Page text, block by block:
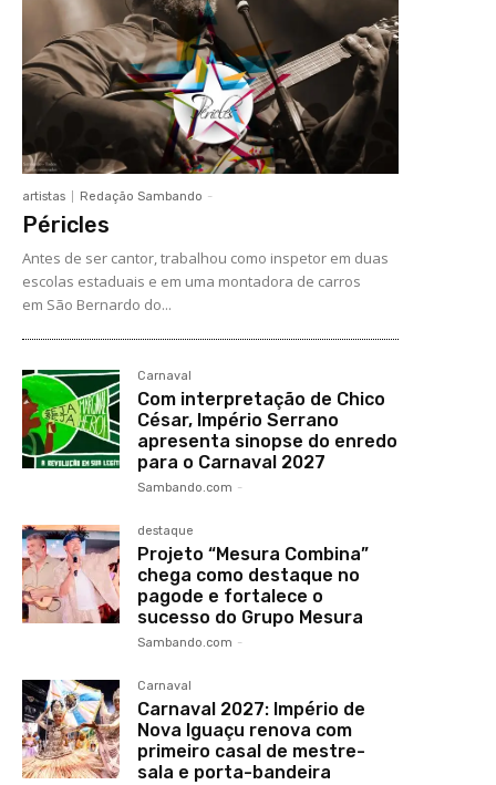
artistas Redação Sambando -
Péricles
Antes de ser cantor, trabalhou como inspetor em duas
escolas estaduais e em uma montadora de carros
em São Bernardo do...
Carnaval
Com interpretação de Chico
César, Império Serrano
apresenta sinopse do enredo
para o Carnaval 2027
Sambando.com -
destaque
Projeto “Mesura Combina”
chega como destaque no
pagode e fortalece o
sucesso do Grupo Mesura
Sambando.com -
Carnaval
Carnaval 2027: Império de
Nova Iguaçu renova com
primeiro casal de mestre-
sala e porta-bandeira